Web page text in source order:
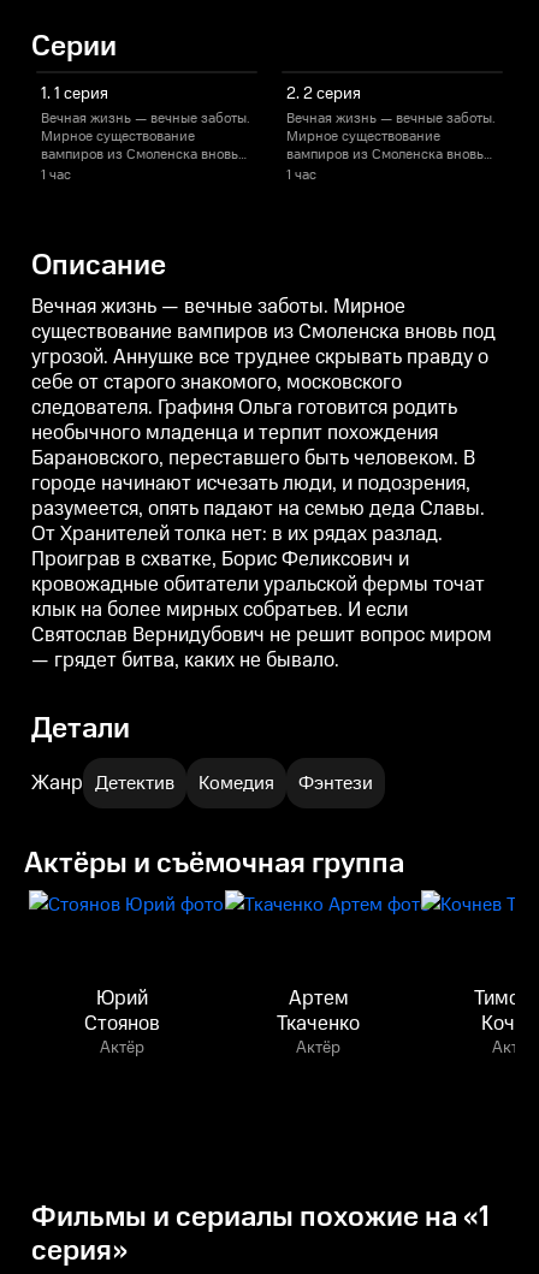
Серии
1. 1 серия
Вечная жизнь — вечные заботы.
Мирное существование
вампиров из Смоленска вновь
под угрозой. Аннушке все
необычного младенца и терпит
похождения Барановского,
переставшего быть человеком. В
городе начинают исчезать
люди, и подозрения,
разумеется, опять падают на
семью деда Славы. От
Хранителей толка нет: в их
рядах разлад. Проиграв в
схватке, Борис Феликсович и
кровожадные обитатели
уральской фермы точат клык на
более мирных собратьев. И
если Святослав Вернидубович
не решит вопрос миром —
грядет битва, каких не бывало.
1 час
2. 2 серия
Вечная жизнь — вечные заботы.
Мирное существование
вампиров из Смоленска вновь
под угрозой. Аннушке все
переставшего быть человеком. В
городе начинают исчезать
люди, и подозрения,
разумеется, опять падают на
семью деда Славы. От
Хранителей толка нет: в их
рядах разлад. Проиграв в
схватке, Борис Феликсович и
кровожадные обитатели
уральской фермы точат клык на
более мирных собратьев. И
если Святослав Вернидубович
не решит вопрос миром —
грядет битва, каких не бывало.
1 час
Описание
Вечная жизнь — вечные заботы. Мирное
существование вампиров из Смоленска вновь под
угрозой. Аннушке все труднее скрывать правду о
себе от старого знакомого, московского
следователя. Графиня Ольга готовится родить
необычного младенца и терпит похождения
Барановского, переставшего быть человеком. В
городе начинают исчезать люди, и подозрения,
разумеется, опять падают на семью деда Славы.
От Хранителей толка нет: в их рядах разлад.
Проиграв в схватке, Борис Феликсович и
кровожадные обитатели уральской фермы точат
клык на более мирных собратьев. И если
Святослав Вернидубович не решит вопрос миром
— грядет битва, каких не бывало.
Детали
Жанр Детектив Комедия Фэнтези
Актёры и съёмочная группа
Юрий
Стоянов
Актёр
Артем
Ткаченко
Актёр Актёр
Фильмы и сериалы похожие на «1
серия»